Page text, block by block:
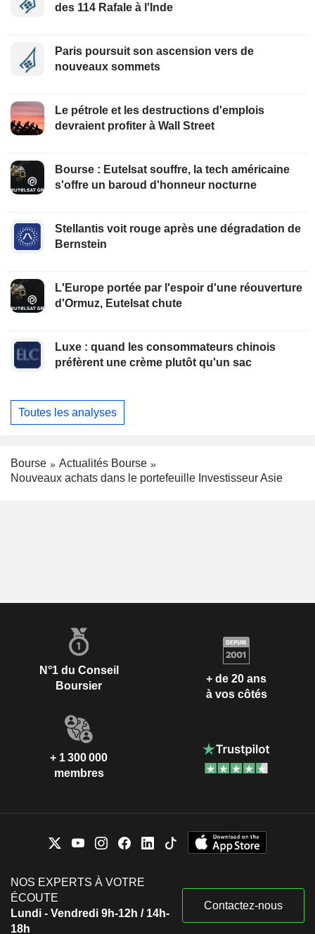
des 114 Rafale à l'Inde
Paris poursuit son ascension vers de
nouveaux sommets
Le pétrole et les destructions d'emplois
devraient profiter à Wall Street
Bourse : Eutelsat souffre, la tech américaine
s'offre un baroud d'honneur nocturne
Stellantis voit rouge après une dégradation de
Bernstein
L'Europe portée par l'espoir d'une réouverture
d'Ormuz, Eutelsat chute
Luxe : quand les consommateurs chinois
préfèrent une crème plutôt qu'un sac
Toutes les analyses
Bourse
Actualités Bourse
Nouveaux achats dans le portefeuille Investisseur Asie
N°1 du Conseil
Boursier
+ de 20 ans
à vos côtés
+ 1 300 000
membres
NOS EXPERTS À VOTRE
ÉCOUTE
Lundi - Vendredi 9h-12h / 14h-
18h
Contactez-nous